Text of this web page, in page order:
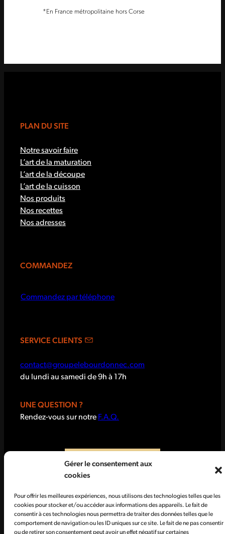
Gérer le consentement aux
cookies
Pour offrir les meilleures expériences, nous utilisons des technologies telles que les
cookies pour stocker et/ou accéder aux informations des appareils. Le fait de
consentir à ces technologies nous permettra de traiter des données telles que le
comportement de navigation ou les ID uniques sur ce site. Le fait de ne pas consentir
ou de retirer son consentement peut avoir un effet négatif sur certaines
*En France métropolitaine hors Corse
PLAN DU SITE
Notre savoir faire
L’art de la maturation
L’art de la découpe
L’art de la cuisson
Nos produits
Nos recettes
Nos adresses
COMMANDEZ
Commandez par téléphone
SERVICE CLIENTS
contact@groupelebourdonnec.com
du lundi au samedi de 9h à 17h
UNE QUESTION ?
Rendez-vous sur notre F.A.Q.
CGVDonnées personnelles